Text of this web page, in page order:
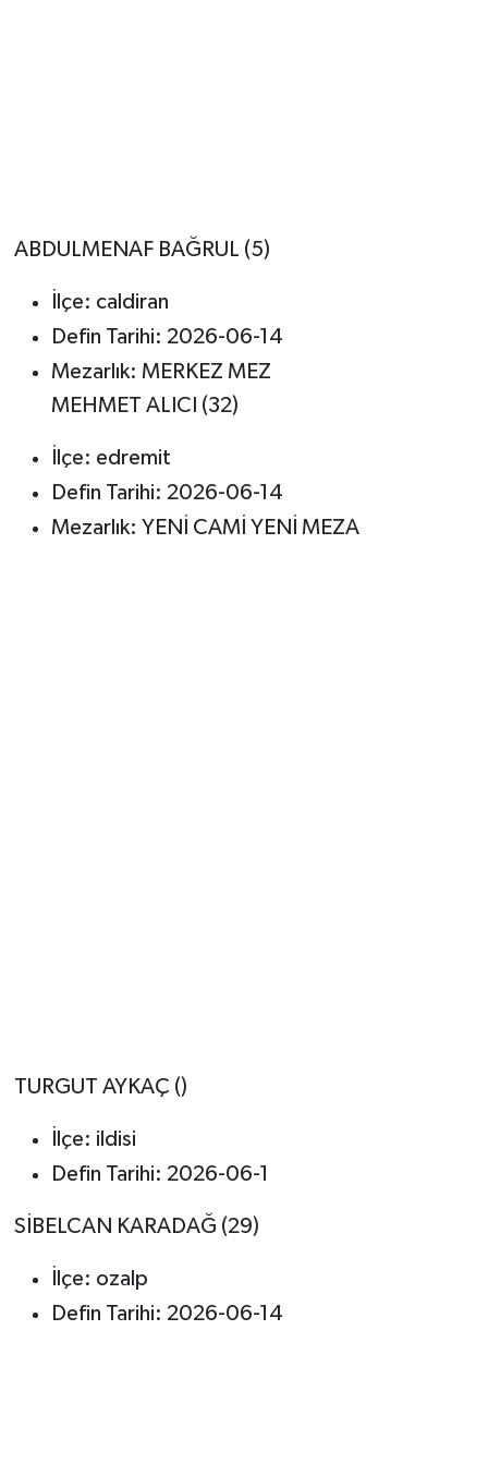
ABDULMENAF BAĞRUL (5)
İlçe: caldiran
Defin Tarihi: 2026-06-14
Mezarlık: MERKEZ MEZ
MEHMET ALICI (32)
İlçe: edremit
Defin Tarihi: 2026-06-14
Mezarlık: YENİ CAMİ YENİ MEZA
TURGUT AYKAÇ ()
İlçe: ildisi
Defin Tarihi: 2026-06-1
SİBELCAN KARADAĞ (29)
İlçe: ozalp
Defin Tarihi: 2026-06-14